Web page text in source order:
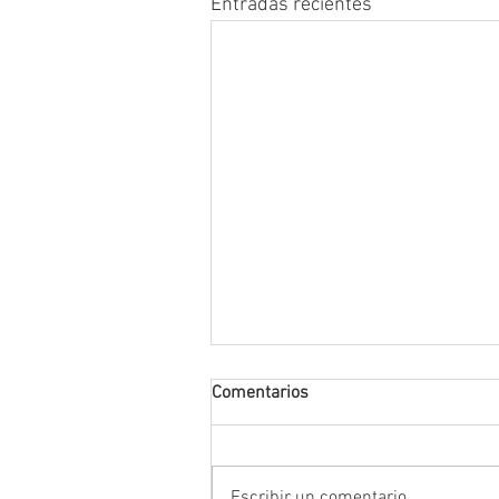
Entradas recientes
Comentarios